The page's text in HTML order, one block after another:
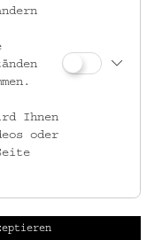
Objekte aus
Kittsee (Hg.): Das
Ihnen
oder